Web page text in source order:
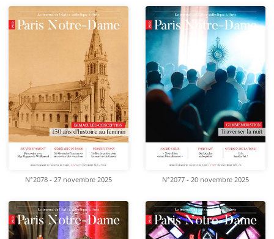
N°2078 - 27 novembre 2025 N°2077 - 20 novembre 2025